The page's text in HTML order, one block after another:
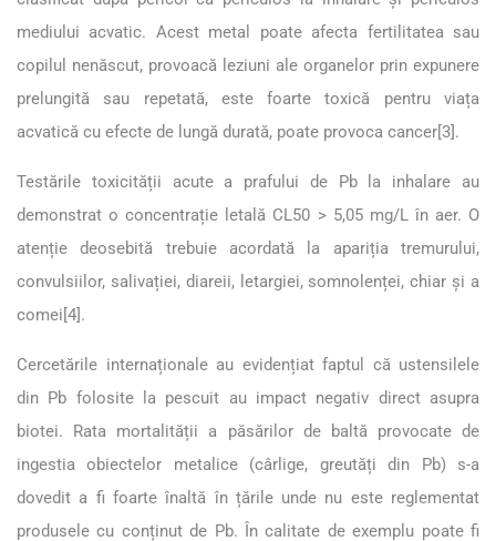
mediului acvatic. Acest metal poate afecta fertilitatea sau
copilul nenăscut, provoacă leziuni ale organelor prin expunere
prelungită sau repetată, este foarte toxică pentru viața
acvatică cu efecte de lungă durată, poate provoca cancer[3].
Testările toxicității acute a prafului de Pb la inhalare au
demonstrat o concentrație letală CL50 > 5,05 mg/L în aer. O
atenție deosebită trebuie acordată la apariția tremurului,
convulsiilor, salivației, diareii, letargiei, somnolenței, chiar și a
comei[4].
Cercetările internaționale au evidențiat faptul că ustensilele
din Pb folosite la pescuit au impact negativ direct asupra
biotei. Rata mortalității a păsărilor de baltă provocate de
ingestia obiectelor metalice (cârlige, greutăți din Pb) s-a
dovedit a fi foarte înaltă în țările unde nu este reglementat
produsele cu conținut de Pb. În calitate de exemplu poate fi